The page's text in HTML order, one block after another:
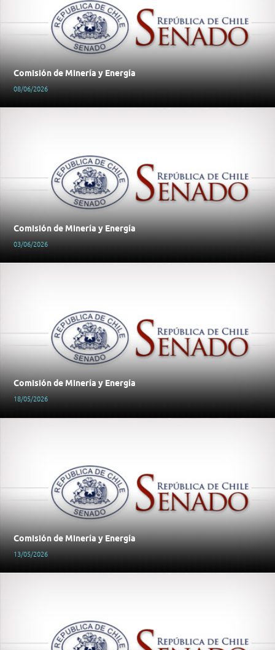
Comisión de Minería y Energía
08/06/2026
Comisión de Minería y Energía
03/06/2026
Comisión de Minería y Energía
18/05/2026
Comisión de Minería y Energía
13/05/2026